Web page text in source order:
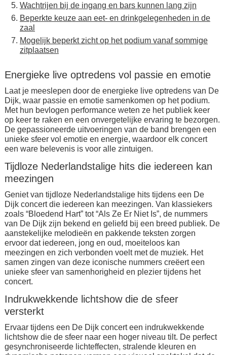
Wachtrijen bij de ingang en bars kunnen lang zijn
Beperkte keuze aan eet- en drinkgelegenheden in de
zaal
Mogelijk beperkt zicht op het podium vanaf sommige
zitplaatsen
Energieke live optredens vol passie en emotie
Laat je meeslepen door de energieke live optredens van De
Dijk, waar passie en emotie samenkomen op het podium.
Met hun bevlogen performance weten ze het publiek keer
op keer te raken en een onvergetelijke ervaring te bezorgen.
De gepassioneerde uitvoeringen van de band brengen een
unieke sfeer vol emotie en energie, waardoor elk concert
een ware belevenis is voor alle zintuigen.
Tijdloze Nederlandstalige hits die iedereen kan
meezingen
Geniet van tijdloze Nederlandstalige hits tijdens een De
Dijk concert die iedereen kan meezingen. Van klassiekers
zoals “Bloedend Hart” tot “Als Ze Er Niet Is”, de nummers
van De Dijk zijn bekend en geliefd bij een breed publiek. De
aanstekelijke melodieën en pakkende teksten zorgen
ervoor dat iedereen, jong en oud, moeiteloos kan
meezingen en zich verbonden voelt met de muziek. Het
samen zingen van deze iconische nummers creëert een
unieke sfeer van samenhorigheid en plezier tijdens het
concert.
Indrukwekkende lichtshow die de sfeer
versterkt
Ervaar tijdens een De Dijk concert een indrukwekkende
lichtshow die de sfeer naar een hoger niveau tilt. De perfect
gesynchroniseerde lichteffecten, stralende kleuren en